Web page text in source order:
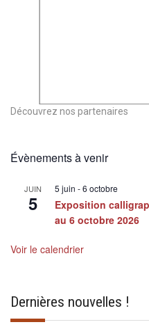
Découvrez nos partenaires
Évènements à venir
JUIN
5
5 juin -6 octobre
Exposition
au 6 octobre 2026
Voir le calendrier
Dernières nouvelles !